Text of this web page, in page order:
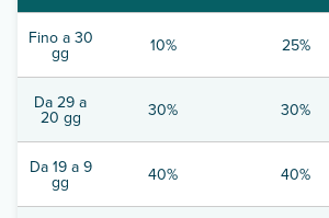
Fino a 30
gg 10% 25%
Da 29 a
20 gg 30% 30%
Da 19 a 9
gg 40% 40%